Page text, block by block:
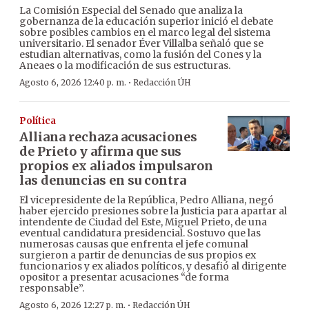
La Comisión Especial del Senado que analiza la
gobernanza de la educación superior inició el debate
sobre posibles cambios en el marco legal del sistema
universitario. El senador Éver Villalba señaló que se
estudian alternativas, como la fusión del Cones y la
Aneaes o la modificación de sus estructuras.
Agosto 6, 2026 12:40 p. m. · Redacción ÚH
Política
Alliana rechaza acusaciones
de Prieto y afirma que sus
propios ex aliados impulsaron
las denuncias en su contra
El vicepresidente de la República, Pedro Alliana, negó
haber ejercido presiones sobre la Justicia para apartar al
intendente de Ciudad del Este, Miguel Prieto, de una
eventual candidatura presidencial. Sostuvo que las
numerosas causas que enfrenta el jefe comunal
surgieron a partir de denuncias de sus propios ex
funcionarios y ex aliados políticos, y desafió al dirigente
opositor a presentar acusaciones “de forma
responsable”.
Agosto 6, 2026 12:27 p. m. · Redacción ÚH